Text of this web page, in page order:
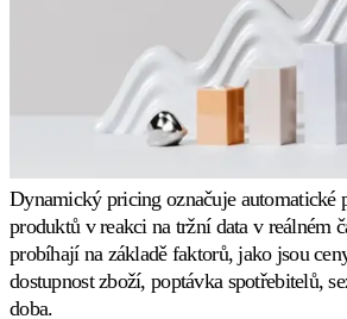
pravidla.
Amazon
Získejte
Dynamický pricing označuje automatické
produktů v reakci na tržní data v reálném
probíhají na základě faktorů, jako jsou
dostupnost zboží, poptávka spotřebitelů,
doba.